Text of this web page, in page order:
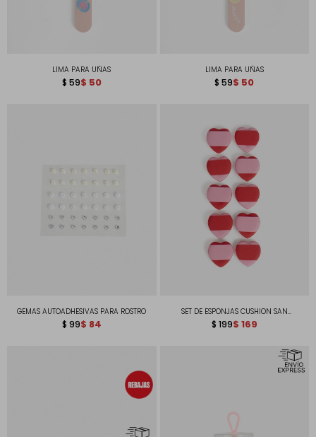
LIMA PARA UÑAS
$ 59$ 50
LIMA PARA UÑAS
$ 59$ 50
GEMAS AUTOADHESIVAS PARA ROSTRO
$ 99$ 84
SET DE ESPONJAS CUSHION SAN
VALENTÍN
$ 199$ 169